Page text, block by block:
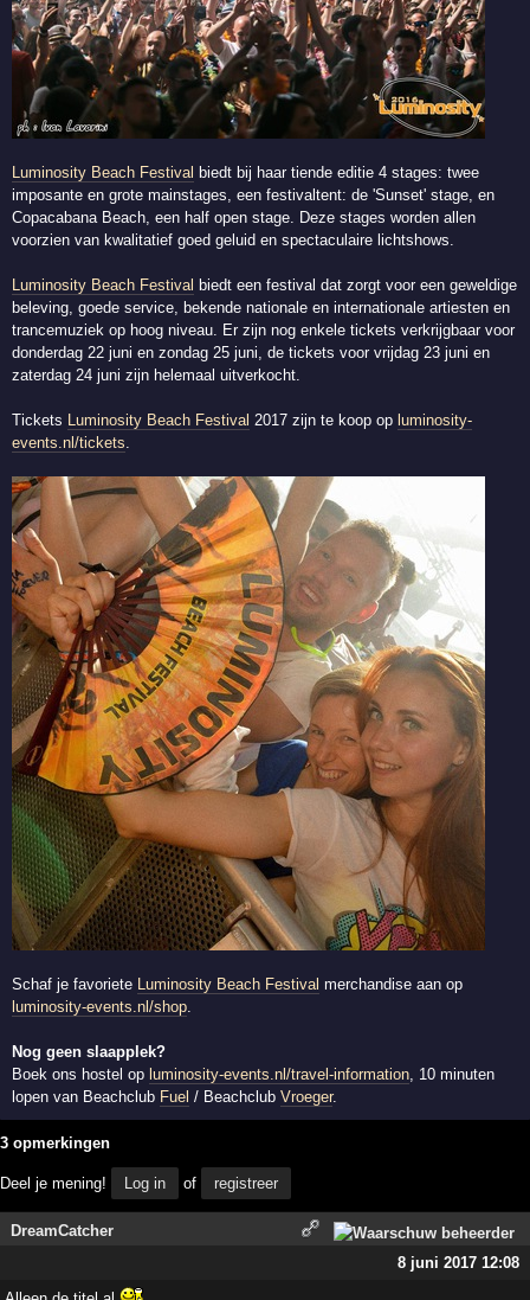
Luminosity Beach Festival biedt bij haar tiende editie 4 stages: twee
imposante en grote mainstages, een festivaltent: de 'Sunset' stage, en
Copacabana Beach, een half open stage. Deze stages worden allen
voorzien van kwalitatief goed geluid en spectaculaire lichtshows.
Luminosity Beach Festival biedt een festival dat zorgt voor een geweldige
beleving, goede service, bekende nationale en internationale artiesten en
trancemuziek op hoog niveau. Er zijn nog enkele tickets verkrijgbaar voor
donderdag 22 juni en zondag 25 juni, de tickets voor vrijdag 23 juni en
zaterdag 24 juni zijn helemaal uitverkocht.
Tickets Luminosity Beach Festival 2017 zijn te koop opluminosity-
events.nl/tickets
Schaf je favoriete Luminosity Beach Festival merchandise aan op
luminosity-events.nl/shop
Nog geen slaapplek?
Boek ons hostel opluminosity-events.nl/travel-information , 10 minuten
lopen van Beachclub Fuel / BeachclubVroeger.
3 opmerkingen
Deel je mening! Log in of registreer
DreamCatcher
8 juni 2017 12:08